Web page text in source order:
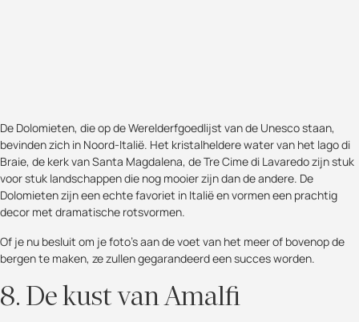
De Dolomieten, die op de Werelderfgoedlijst van de Unesco staan,
bevinden zich in Noord-Italië. Het kristalheldere water van het lago di
Braie, de kerk van Santa Magdalena, de Tre Cime di Lavaredo zijn stuk
voor stuk landschappen die nog mooier zijn dan de andere. De
Dolomieten zijn een echte favoriet in Italië en vormen een prachtig
decor met dramatische rotsvormen.
Of je nu besluit om je foto's aan de voet van het meer of bovenop de
bergen te maken, ze zullen gegarandeerd een succes worden.
8. De kust van Amalfi